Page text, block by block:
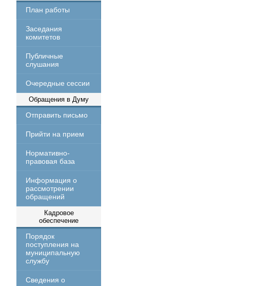
План работы
Заседания
комитетов
Публичные
слушания
Очередные сессии
Обращения в Думу
Отправить письмо
Прийти на прием
Нормативно-
правовая база
Информация о
рассмотрении
обращений
Кадровое
обеспечение
Порядок
поступления на
муниципальную
службу
Сведения о